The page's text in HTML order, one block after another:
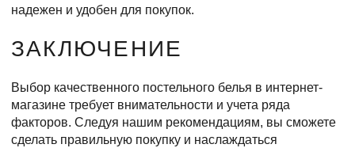
надежен и удобен для покупок.
ЗАКЛЮЧЕНИЕ
Выбор качественного постельного белья в интернет-
магазине требует внимательности и учета ряда
факторов. Следуя нашим рекомендациям, вы сможете
сделать правильную покупку и наслаждаться